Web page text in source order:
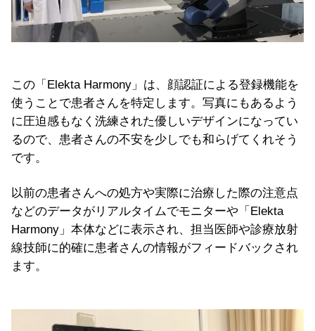
この「Elekta Harmony」は、顔認証による登録機能を
使うことで患者さんを特定します。写真にもあるよう
に圧迫感もなく洗練された優しいデザインになってい
るので、患者さんの不安を少しでも和らげてくれそう
です。
以前の患者さんへの処方や実際に治療した際の注意点
などのデータがリアルタイムでモニターや「Elekta
Harmony」本体などに表示され、担当医師や診療放射
線技師に的確に患者さんの情報がフィードバックされ
ます。